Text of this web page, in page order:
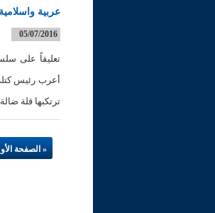
عربية
05/07/2016
تعليقاً على
أعرب رئيس كتلة
ترتكبها قلة
« الصفحة